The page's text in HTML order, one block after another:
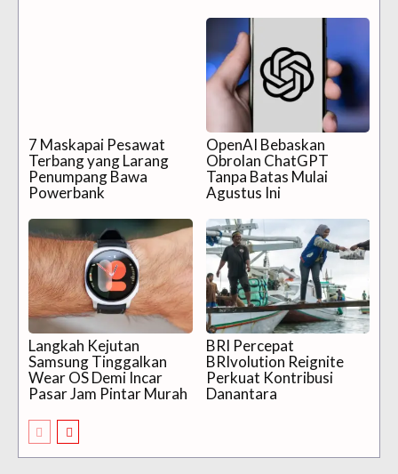
7 Maskapai Pesawat
Terbang yang Larang
Penumpang Bawa
Powerbank
OpenAI Bebaskan
Obrolan ChatGPT
Tanpa Batas Mulai
Agustus Ini
Langkah Kejutan
Samsung Tinggalkan
Wear OS Demi Incar
Pasar Jam Pintar Murah
BRI Percepat
BRIvolution Reignite
Perkuat Kontribusi
Danantara